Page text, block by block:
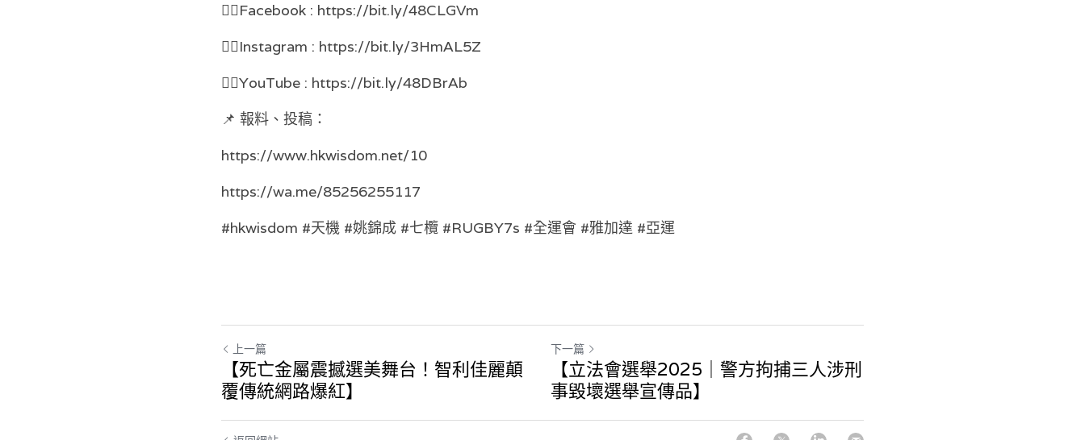
👉🏻Facebook : https://bit.ly/48CLGVm
👉🏻Instagram : https://bit.ly/3HmAL5Z
👉🏻YouTube : https://bit.ly/48DBrAb
📌 報料、投稿：
https://www.hkwisdom.net/10
https://wa.me/85256255117
#hkwisdom #天機 #姚錦成 #七欖 #RUGBY7s #全運會 #雅加達 #亞運
上一篇
【死亡金屬震撼選美舞台！智利佳麗顛
覆傳統網路爆紅】
下一篇
【立法會選舉2025｜警方拘捕三人涉刑
事毀壞選舉宣傳品】